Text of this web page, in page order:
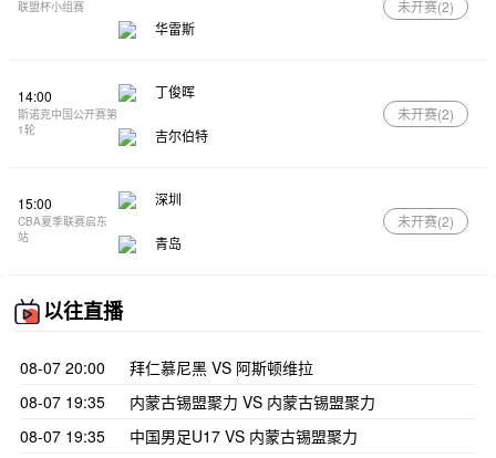
联盟杯小组赛
华雷斯
未开赛(2)
14:00
斯诺克中国公开赛第
1轮
丁俊晖
吉尔伯特
未开赛(2)
15:00
CBA夏季联赛启东
站
深圳
青岛
未开赛(2)
以往直播
08-07 20:00
拜仁慕尼黑 VS 阿斯顿维拉
08-07 19:35
内蒙古锡盟聚力 VS 内蒙古锡盟聚力
08-07 19:35
中国男足U17 VS 内蒙古锡盟聚力